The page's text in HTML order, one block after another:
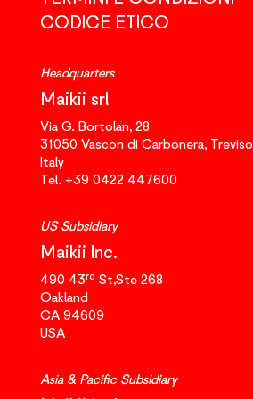
CODICE ETICO
Headquarters
Maikii srl
Via G. Bortolan, 28
31050 Vascon di Carbonera,Treviso
Italy
Tel. +39 0422 447600
US Subsidiary
Maikii Inc.
490 43rd St,Ste 268
Oakland
CA 94609
USA
Asia & Pacific Subsidiary